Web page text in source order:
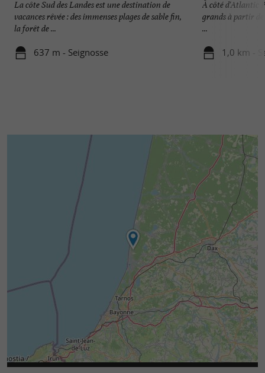
La côte Sud des Landes est une destination de
vacances rêvée : des immenses plages de sable fin,
la forêt de ...
637 m - Seignosse
À côté d'Atlantic
grands à partir
...
1,0 km -